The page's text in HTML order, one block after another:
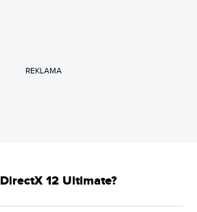
REKLAMA
12 Ultimate?